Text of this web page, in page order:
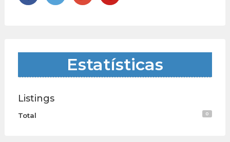
Estatísticas
Listings
Total 0